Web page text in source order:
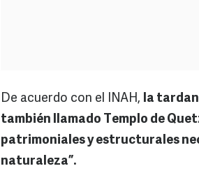
De acuerdo con el INAH, la
también llamado Templo de
patrimoniales y estructurales
naturaleza”.